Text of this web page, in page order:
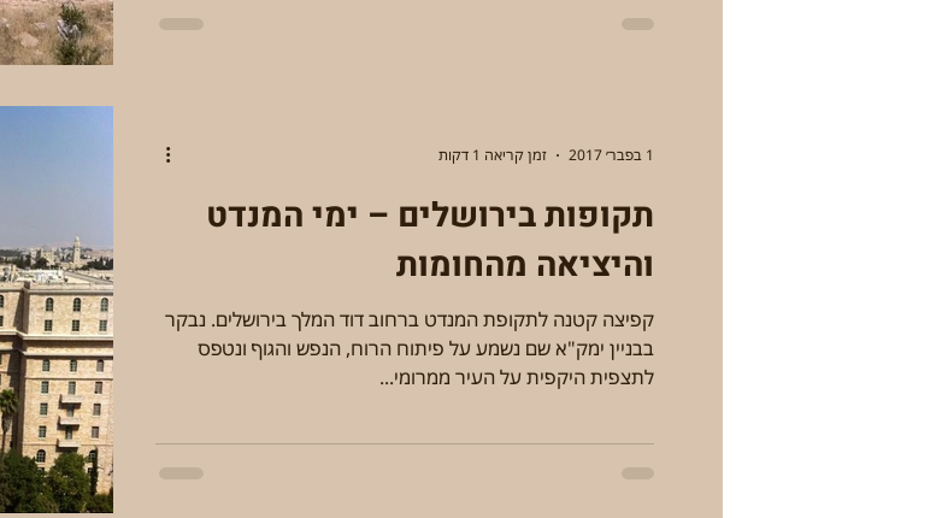
תקופות בירושלים – ימי המנדט
והיציאה מהחומות
קפיצה קטנה לתקופת המנדט ברחוב דוד המלך בירושלים. נבקר
בבניין ימק"א שם נשמע על פיתוח הרוח, הנפש והגוף ונטפס
לתצפית היקפית על העיר ממרומי...
1 בפבר׳ 2017 זמן קריאה 1 דקות